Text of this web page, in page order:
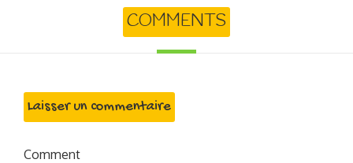
COMMENTS
Laisser un commentaire
Comment